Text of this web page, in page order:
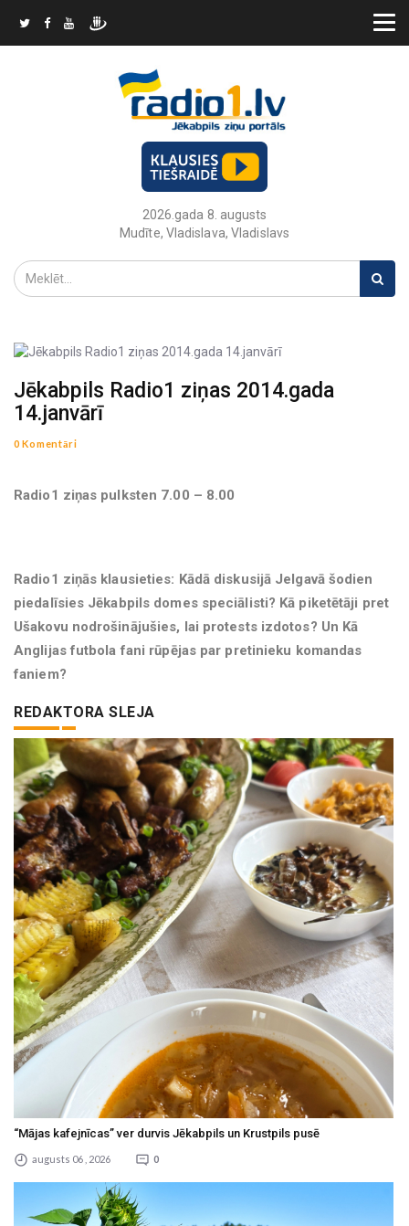
2026.gada 8. augusts
Mudīte, Vladislava, Vladislavs
Jēkabpils Radio1 ziņas 2014.gada
14.janvārī
0 Komentāri
Radio1 ziņas pulksten 7.00 – 8.00
Radio1 ziņās klausieties: Kādā diskusijā Jelgavā šodien
piedalīsies Jēkabpils domes speciālisti? Kā piketētāji pret
Ušakovu nodrošinājušies, lai protests izdotos? Un Kā
Anglijas futbola fani rūpējas par pretinieku komandas
faniem?
REDAKTORA SLEJA
“Mājas kafejnīcas” ver durvis Jēkabpils un Krustpils pusē
augusts 06 , 2026 0